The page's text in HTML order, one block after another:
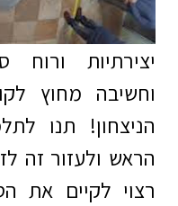
יצירתיות ורוח
וחשיבה מחוץ
הניצחון! תנו
הראש ולעזור זה
רצוי לקיים את